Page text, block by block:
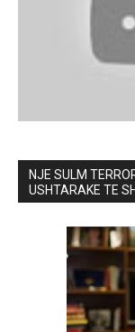
NJE SULM
USHTARAKE TE